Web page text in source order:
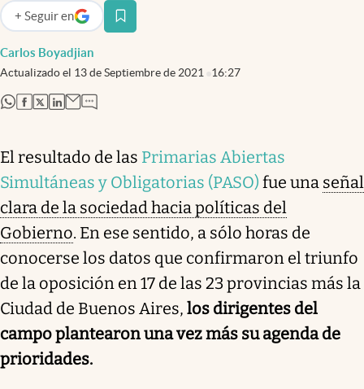
Carlos Boyadjian
Actualizado el 13 de Septiembre de 2021 16:27
+ Seguir en
abre en nueva pestaña
abre en nueva pestaña
abre en nueva pestaña
abre en nueva pestaña
abre en nueva pestaña
El resultado de las Primarias Abiertas
Simultáneas y Obligatorias (PASO) fue una señal
clara de la sociedad hacia políticas del
Gobierno. En ese sentido, a sólo horas de
conocerse los datos que confirmaron el triunfo
de la oposición en 17 de las 23 provincias más la
Ciudad de Buenos Aires, los dirigentes del
campo plantearon una vez más su agenda de
prioridades.